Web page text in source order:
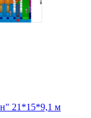
21*15*9,1 м